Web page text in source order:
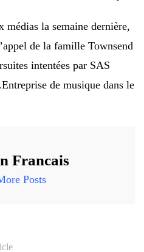
médias la semaine dernière,
de la famille Townsend
intentées par SAS
.Entreprise de musique dans le
Francais
Posts